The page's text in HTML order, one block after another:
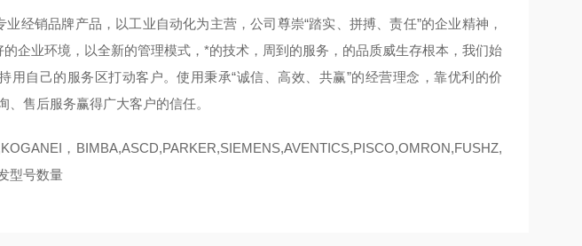
经销品牌产品，以工业自动化为主营，公司尊崇“踏实、拼搏、责任”的企业精神，
企业环境，以全新的管理模式，*的技术，周到的服务，的品质威生存根本，我们始
用自己的服务区打动客户。使用秉承“诚信、高效、共赢”的经营理念，靠优利的价
售后服务赢得广大客户的信任。
，BIMBA,ASCD,PARKER,SIEMENS,AVENTICS,PISCO,OMRON,FUSHZ,
型号数量